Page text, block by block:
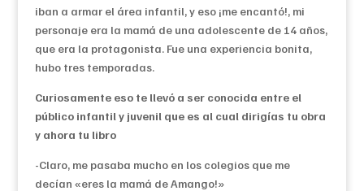
iban a armar el área infantil, y eso ¡me encantó!, mi
personaje era la mamá de una adolescente de 14 años,
que era la protagonista. Fue una experiencia bonita,
hubo tres temporadas.
Curiosamente eso te llevó a ser conocida entre el
público infantil y juvenil que es al cual dirigías tu obra
y ahora tu libro
-Claro, me pasaba mucho en los colegios que me
decían «eres la mamá de Amango!»